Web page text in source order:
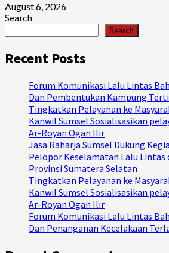
August 6, 2026
Search
Search
Recent Posts
Forum Komunikasi Lalu Lintas
Dan Pembentukan Kampung
Tingkatkan Pelayanan ke
Kanwil Sumsel Sosialisasikan
Ar-Royan Ogan Ilir
Jasa Raharja Sumsel Dukung
Pelopor Keselamatan Lalu Lintas
Provinsi Sumatera Selatan
Tingkatkan Pelayanan ke
Kanwil Sumsel Sosialisasikan
Ar-Royan Ogan Ilir
Forum Komunikasi Lalu Lintas
Dan Penanganan Kecelakaan